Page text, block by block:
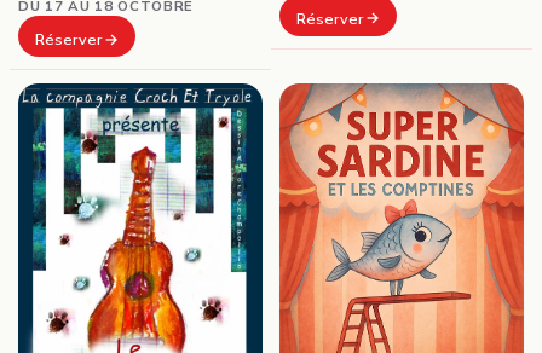
DU 17 AU 18 OCTOBRE
Réserver
Réserver